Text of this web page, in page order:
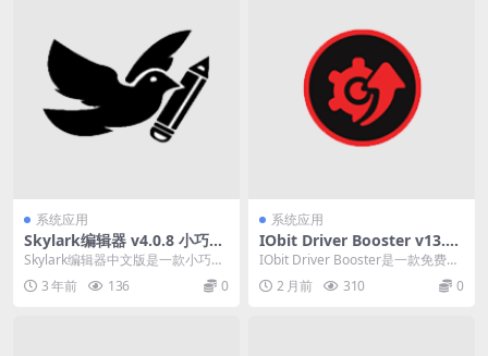
系统应用
Skylark编辑器 v4.0.8 小巧开
源的文本编辑器，中文绿色版
Skylark编辑器中文版是一款小巧开
源的文本,源代码,二进制编辑器.Skyl
a... 3 年前 136 0
系统应用
IObit Driver Booster v13.5.
0.359 一款免费的Windows驱
动程序更新工具
IObit Driver Booster是一款免费的
Windows驱动程序更新工...
2 月前 310 0